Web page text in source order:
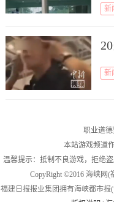
新
新
职业道德
本站游戏频道
温馨提示：抵制不良游戏，拒绝
CopyRight ©2016 海峡网(
福建日报报业集团拥有海峡都市报